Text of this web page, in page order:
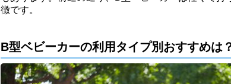
徴です。
B型ベビーカーの利用タイプ別おすすめは